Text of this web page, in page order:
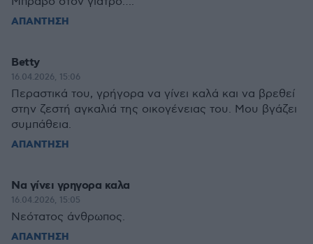
ΑΠΑΝΤΗΣΗ
Betty
16.04.2026, 15:06
Περαστικά του, γρήγορα να γίνει καλά και να βρεθεί
στην ζεστή αγκαλιά της οικογένειας του. Μου βγάζει
συμπάθεια.
ΑΠΑΝΤΗΣΗ
Να γίνει γρηγορα καλα
16.04.2026, 15:05
Νεότατος άνθρωπος.
ΑΠΑΝΤΗΣΗ